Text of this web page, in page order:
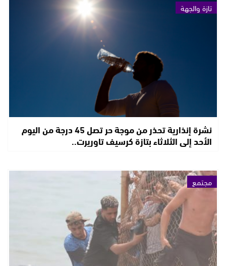
تازة والجهة
نشرة إنذارية تحذر من موجة حر تصل 45 درجة من اليوم
الأحد إلى الثلاثاء بتازة كرسيف تاوريرت..
مجتمع